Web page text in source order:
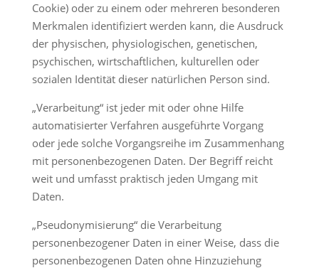
Cookie) oder zu einem oder mehreren besonderen
Merkmalen identifiziert werden kann, die Ausdruck
der physischen, physiologischen, genetischen,
psychischen, wirtschaftlichen, kulturellen oder
sozialen Identität dieser natürlichen Person sind.
„Verarbeitung“ ist jeder mit oder ohne Hilfe
automatisierter Verfahren ausgeführte Vorgang
oder jede solche Vorgangsreihe im Zusammenhang
mit personenbezogenen Daten. Der Begriff reicht
weit und umfasst praktisch jeden Umgang mit
Daten.
„Pseudonymisierung“ die Verarbeitung
personenbezogener Daten in einer Weise, dass die
personenbezogenen Daten ohne Hinzuziehung